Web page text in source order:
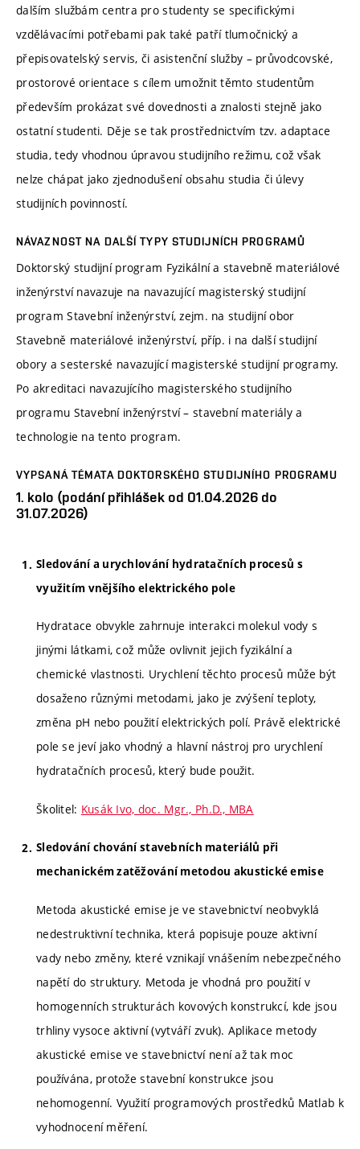
dalším službám centra pro studenty se specifickými
vzdělávacími potřebami pak také patří tlumočnický a
přepisovatelský servis, či asistenční služby – průvodcovské,
prostorové orientace s cílem umožnit těmto studentům
především prokázat své dovednosti a znalosti stejně jako
ostatní studenti. Děje se tak prostřednictvím tzv. adaptace
studia, tedy vhodnou úpravou studijního režimu, což však
nelze chápat jako zjednodušení obsahu studia či úlevy
studijních povinností.
NÁVAZNOST NA DALŠÍ TYPY STUDIJNÍCH PROGRAMŮ
Doktorský studijní program Fyzikální a stavebně materiálové
inženýrství navazuje na navazující magisterský studijní
program Stavební inženýrství, zejm. na studijní obor
Stavebně materiálové inženýrství, příp. i na další studijní
obory a sesterské navazující magisterské studijní programy.
Po akreditaci navazujícího magisterského studijního
programu Stavební inženýrství – stavební materiály a
technologie na tento program.
VYPSANÁ TÉMATA DOKTORSKÉHO STUDIJNÍHO PROGRAMU
1. kolo (podání přihlášek od 01.04.2026 do
31.07.2026)
Sledování a urychlování hydratačních procesů s
využitím vnějšího elektrického pole
Hydratace obvykle zahrnuje interakci molekul vody s
jinými látkami, což může ovlivnit jejich fyzikální a
chemické vlastnosti. Urychlení těchto procesů může být
dosaženo různými metodami, jako je zvýšení teploty,
změna pH nebo použití elektrických polí. Právě elektrické
pole se jeví jako vhodný a hlavní nástroj pro urychlení
hydratačních procesů, který bude použit.
Školitel: Kusák Ivo, doc. Mgr., Ph.D., MBA
Sledování chování stavebních materiálů při
mechanickém zatěžování metodou akustické emise
Metoda akustické emise je ve stavebnictví neobvyklá
nedestruktivní technika, která popisuje pouze aktivní
vady nebo změny, které vznikají vnášením nebezpečného
napětí do struktury. Metoda je vhodná pro použití v
homogenních strukturách kovových konstrukcí, kde jsou
trhliny vysoce aktivní (vytváří zvuk). Aplikace metody
akustické emise ve stavebnictví není až tak moc
používána, protože stavební konstrukce jsou
nehomogenní. Využití programových prostředků Matlab k
vyhodnocení měření.